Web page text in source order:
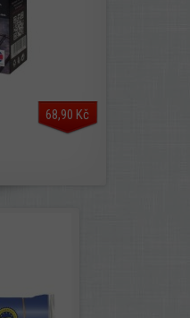
68,90 Kč